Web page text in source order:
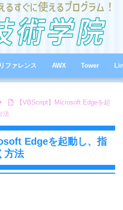
リファレンス AWX Tower
【VBScript】Microsoft Edgeを起
法
Edgeを起動し、指
方法